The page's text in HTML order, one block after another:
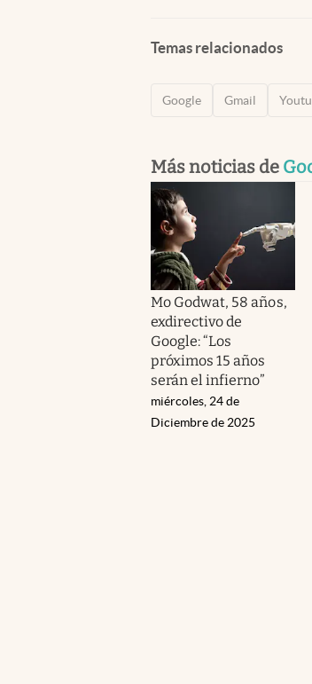
Temas relacionados
Google Gmail
Más noticias de
Mo Godwat, 58 años,
exdirectivo de
Google: “Los
próximos 15 años
serán el infierno”
miércoles, 24 de
Diciembre de 2025